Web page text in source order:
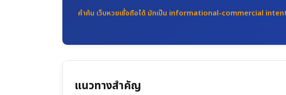
คำค้น เว็บหวยเชื่อถือได้ มักเป็น informational-commercial
แนวทางสำคัญ